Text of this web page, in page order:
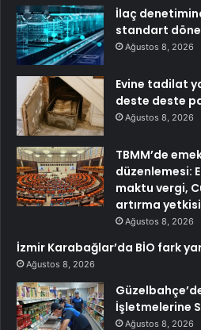
İlaç
standart
Ağustos 8, 2026
Evine tadilat
deste deste
Ağustos 8, 2026
TBMM’de
düzenlemesi:
maktu vergi,
artırma yetkisi
Ağustos 8, 2026
İzmir Karabağlar’da BİO fark
Ağustos 8, 2026
İşletmelerine
Ağustos 8, 2026